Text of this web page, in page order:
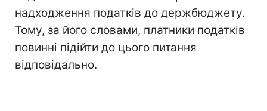
надходження податків до держбюджету.
Тому, за його словами, платники податків
повинні підійти до цього питання
відповідально.